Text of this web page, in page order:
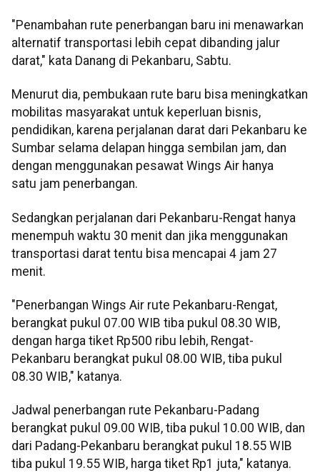
"Penambahan rute penerbangan baru ini menawarkan
alternatif transportasi lebih cepat dibanding jalur
darat," kata Danang di Pekanbaru, Sabtu.
Menurut dia, pembukaan rute baru bisa meningkatkan
mobilitas masyarakat untuk keperluan bisnis,
pendidikan, karena perjalanan darat dari Pekanbaru ke
Sumbar selama delapan hingga sembilan jam, dan
dengan menggunakan pesawat Wings Air hanya
satu jam penerbangan.
Sedangkan perjalanan dari Pekanbaru-Rengat hanya
menempuh waktu 30 menit dan jika menggunakan
transportasi darat tentu bisa mencapai 4 jam 27
menit.
"Penerbangan Wings Air rute Pekanbaru-Rengat,
berangkat pukul 07.00 WIB tiba pukul 08.30 WIB,
dengan harga tiket Rp500 ribu lebih, Rengat-
Pekanbaru berangkat pukul 08.00 WIB, tiba pukul
08.30 WIB," katanya.
Jadwal penerbangan rute Pekanbaru-Padang
berangkat pukul 09.00 WIB, tiba pukul 10.00 WIB, dan
dari Padang-Pekanbaru berangkat pukul 18.55 WIB
tiba pukul 19.55 WIB, harga tiket Rp1 juta," katanya.